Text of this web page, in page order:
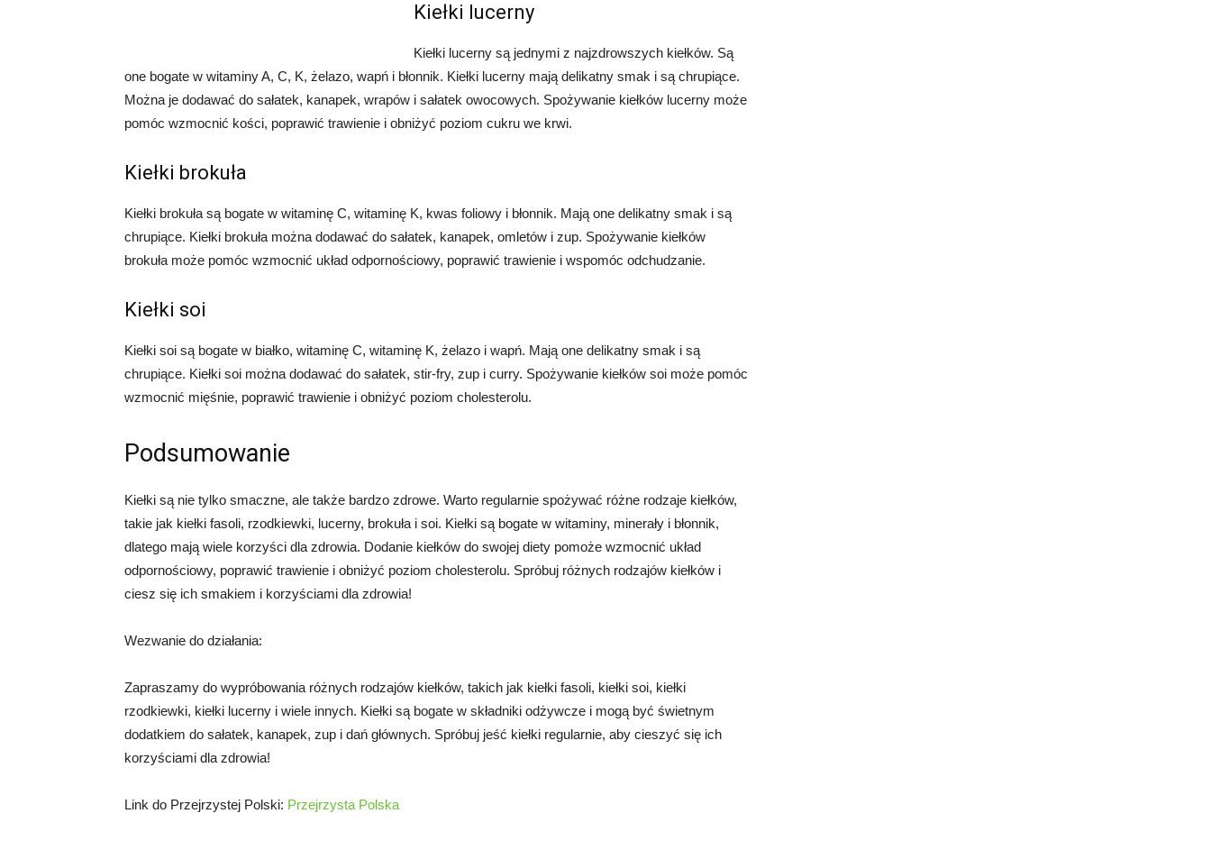
Kiełki lucerny
Kiełki lucerny są jednymi z najzdrowszych kiełków. Są
one bogate w witaminy A, C, K, żelazo, wapń i błonnik. Kiełki lucerny mają delikatny smak i są chrupiące.
Można je dodawać do sałatek, kanapek, wrapów i sałatek owocowych. Spożywanie kiełków lucerny może
pomóc wzmocnić kości, poprawić trawienie i obniżyć poziom cukru we krwi.
Kiełki brokuła
Kiełki brokuła są bogate w witaminę C, witaminę K, kwas foliowy i błonnik. Mają one delikatny smak i są
chrupiące. Kiełki brokuła można dodawać do sałatek, kanapek, omletów i zup. Spożywanie kiełków
brokuła może pomóc wzmocnić układ odpornościowy, poprawić trawienie i wspomóc odchudzanie.
Kiełki soi
Kiełki soi są bogate w białko, witaminę C, witaminę K, żelazo i wapń. Mają one delikatny smak i są
chrupiące. Kiełki soi można dodawać do sałatek, stir-fry, zup i curry. Spożywanie kiełków soi może pomóc
wzmocnić mięśnie, poprawić trawienie i obniżyć poziom cholesterolu.
Podsumowanie
Kiełki są nie tylko smaczne, ale także bardzo zdrowe. Warto regularnie spożywać różne rodzaje kiełków,
takie jak kiełki fasoli, rzodkiewki, lucerny, brokuła i soi. Kiełki są bogate w witaminy, minerały i błonnik,
dlatego mają wiele korzyści dla zdrowia. Dodanie kiełków do swojej diety pomoże wzmocnić układ
odpornościowy, poprawić trawienie i obniżyć poziom cholesterolu. Spróbuj różnych rodzajów kiełków i
ciesz się ich smakiem i korzyściami dla zdrowia!
Wezwanie do działania:
Zapraszamy do wypróbowania różnych rodzajów kiełków, takich jak kiełki fasoli, kiełki soi, kiełki
rzodkiewki, kiełki lucerny i wiele innych. Kiełki są bogate w składniki odżywcze i mogą być świetnym
dodatkiem do sałatek, kanapek, zup i dań głównych. Spróbuj jeść kiełki regularnie, aby cieszyć się ich
korzyściami dla zdrowia!
Link do Przejrzystej Polski: Przejrzysta Polska